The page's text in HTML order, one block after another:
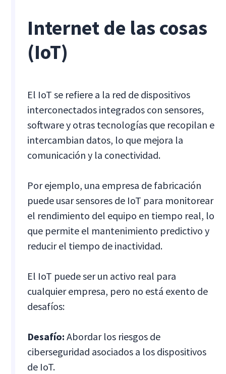
Internet de las cosas
(IoT)
El IoT se refiere a la red de dispositivos
interconectados integrados con sensores,
software y otras tecnologías que recopilan e
intercambian datos, lo que mejora la
comunicación y la conectividad.
Por ejemplo, una empresa de fabricación
puede usar sensores de IoT para monitorear
el rendimiento del equipo en tiempo real, lo
que permite el mantenimiento predictivo y
reducir el tiempo de inactividad.
El IoT puede ser un activo real para
cualquier empresa, pero no está exento de
desafíos:
Desafío: Abordar los riesgos de
ciberseguridad asociados a los dispositivos
de IoT.